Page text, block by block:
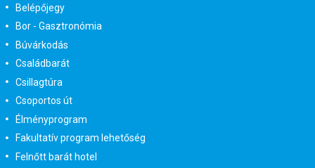
Belépőjegy
Bor - Gasztronómia
Búvárkodás
Családbarát
Csillagtúra
Csoportos út
Élményprogram
Fakultatív program lehetőség
Felnőtt barát hotel